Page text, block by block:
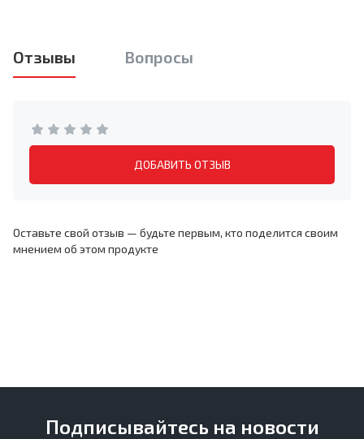
Отзывы Вопросы
ДОБАВИТЬ ОТЗЫВ
Оставьте свой отзыв — будьте первым, кто поделится своим
мнением об этом продукте
Подписывайтесь на новости